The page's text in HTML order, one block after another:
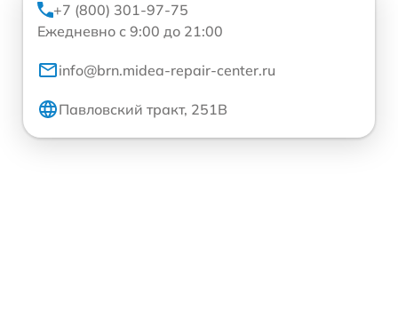
+7 (800) 301-97-75
Ежедневно с 9:00 до 21:00
info@brn.midea-repair-center.ru
Павловский тракт, 251В